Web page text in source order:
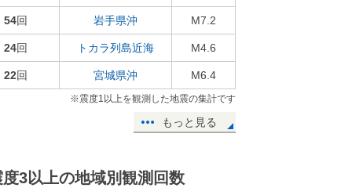
54回 岩手県沖 M7.2
24回 トカラ列島近海 M4.6
22回 宮城県沖 M6.4
※震度1以上を観測した地震の集計です
もっと見る
度3以上の地域別観測回数